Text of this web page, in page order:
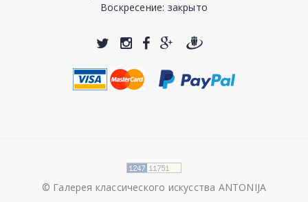
Воскресение: закрыто
© Галерея классического искусства ANTONIJA